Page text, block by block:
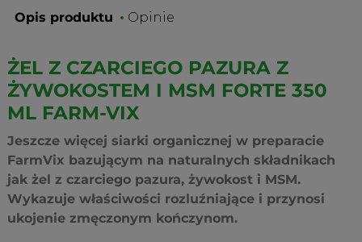
Opis produktu Opinie
ŻEL Z CZARCIEGO PAZURA Z
ŻYWOKOSTEM I MSM FORTE 350
ML FARM-VIX
Jeszcze więcej siarki organicznej w preparacie
FarmVix bazującym na naturalnych składnikach
jak żel z czarciego pazura, żywokost i MSM.
Wykazuje właściwości rozluźniające i przynosi
ukojenie zmęczonym kończynom.